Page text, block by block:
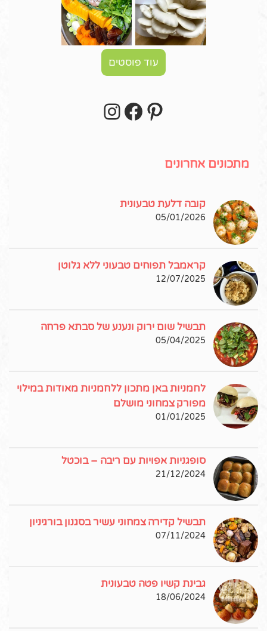
עוד פוסטים
Pinterest
Facebook
מתכונים אחרונים
קובה דלעת טבעונית
05/01/2026
קראמבל תפוחים טבעוני ללא גלוטן
12/07/2025
תבשיל שום ירוק ונענע של סבתא פרחה
05/04/2025
לחמניות באן מתכון ללחמניות מאודות במילוי
מפורק צמחוני מושלם
01/01/2025
סופגניות אפויות עם ריבה – בוכטל
21/12/2024
תבשיל קדירה צמחוני עשיר בסגנון בורגיניון
07/11/2024
גבינת קשיו פטה טבעונית
18/06/2024